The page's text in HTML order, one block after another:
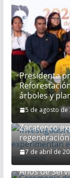
Presidenta
árboles y
5 de agosto de
Zacatenco
7 de abril de
Ceremonia
Años de